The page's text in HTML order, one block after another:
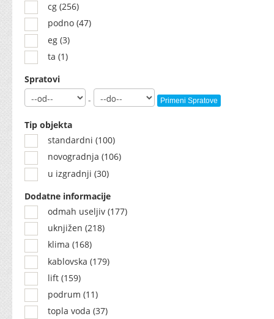
cg (256)
podno (47)
eg (3)
ta (1)
Spratovi
-
Primeni Spratove
Tip objekta
standardni (100)
novogradnja (106)
u izgradnji (30)
Dodatne informacije
odmah useljiv (177)
uknjižen (218)
klima (168)
kablovska (179)
lift (159)
podrum (11)
topla voda (37)